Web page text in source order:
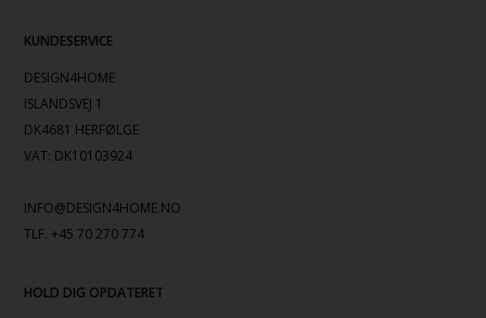
KUNDESERVICE
DESIGN4HOME
ISLANDSVEJ 1
DK4681 HERFØLGE
VAT: DK10103924
INFO@DESIGN4HOME.NO
TLF. +45 70 270 774
HOLD DIG OPDATERET